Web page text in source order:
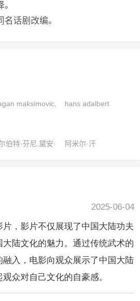
话剧改编。
maksimovic,
尔·武吉西奇
hans adalbert
伯特·芬尼,黛安·
阿米尔·汗
2025-06-04
，影片不仅展现了中国大陆功夫
陆文化的魅力。通过传统武术的
融入，电影向观众展示了中国大陆
众对自己文化的自豪感。